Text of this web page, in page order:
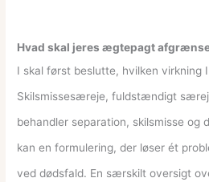
Hvad skal jeres ægtepagt
I skal først beslutte, hvilken virkning
Skilsmissesæreje, fuldstændigt
behandler separation, skilsmisse og
kan en formulering, der løser ét
ved dødsfald. En særskilt oversigt